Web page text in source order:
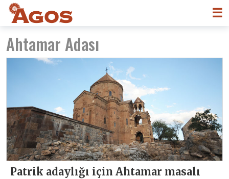
☰
Ahtamar Adası
Patrik adaylığı için Ahtamar masalı